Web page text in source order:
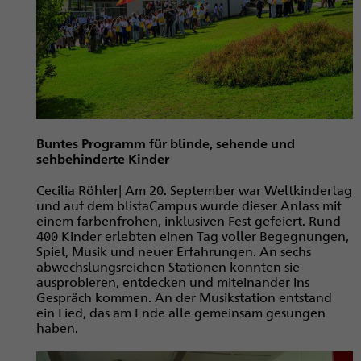
Buntes Programm für blinde, sehende und
sehbehinderte Kinder
Cecilia Röhler| Am 20. September war Weltkindertag
und auf dem blistaCampus wurde dieser Anlass mit
einem farbenfrohen, inklusiven Fest gefeiert. Rund
400 Kinder erlebten einen Tag voller Begegnungen,
Spiel, Musik und neuer Erfahrungen. An sechs
abwechslungsreichen Stationen konnten sie
ausprobieren, entdecken und miteinander ins
Gespräch kommen. An der Musikstation entstand
ein Lied, das am Ende alle gemeinsam gesungen
haben.